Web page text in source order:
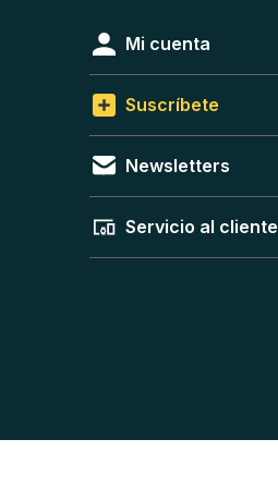
Mi cuenta
Suscríbete
Newsletters
Servicio al cliente